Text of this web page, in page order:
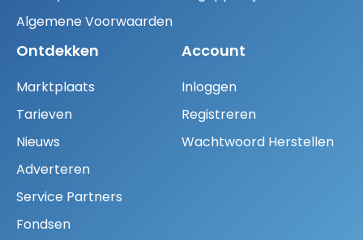
Algemene Voorwaarden
Ontdekken
Marktplaats
Tarieven
Nieuws
Adverteren
Service Partners
Fondsen
Account
Inloggen
Registreren
Wachtwoord Herstellen